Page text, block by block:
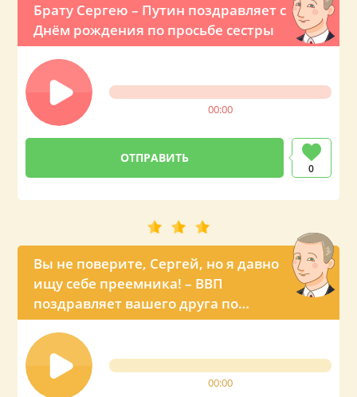
Брату Сергею – Путин поздравляет с
Днём рождения по просьбе сестры
00:00
0
Вы не поверите, Сергей, но я давно
ищу себе преемника! – ВВП
поздравляет вашего друга по
телефону
00:00